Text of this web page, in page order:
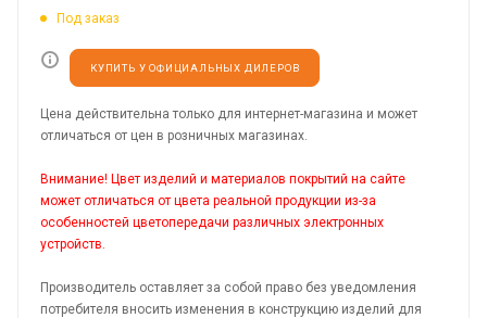
Под заказ
КУПИТЬ У ОФИЦИАЛЬНЫХ ДИЛЕРОВ
Цена действительна только для интернет-магазина и может
отличаться от цен в розничных магазинах.
Внимание! Цвет изделий и материалов покрытий на сайте
может отличаться от цвета реальной продукции из-за
особенностей цветопередачи различных электронных
устройств.
Производитель оставляет за собой право без уведомления
потребителя вносить изменения в конструкцию изделий для